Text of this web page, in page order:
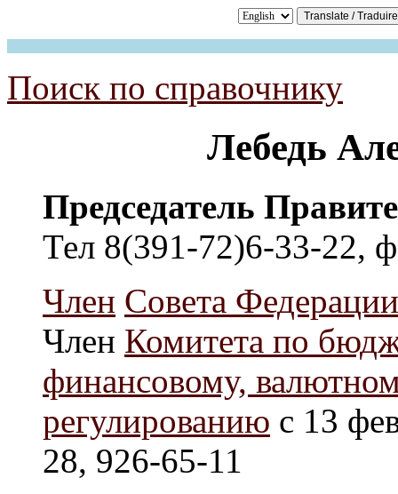
Поиск по справочнику
Лебедь
Председатель
Тел 8(391-72)6-33-22,
Член Совета Федерации
Член Комитета по
финансовому,
регулированию с 13
28, 926-65-11